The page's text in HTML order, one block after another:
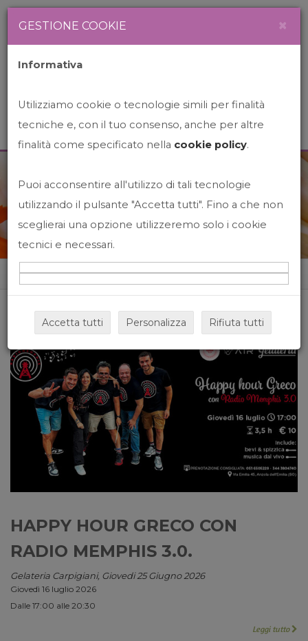
News&Events
Home News&events
HAPPY HOUR GRECO CON
RADIO MEMPHIS 3.0.
Gelateria Carpigiani, Giovedi 25 Giugno 2026
Giovedì 16 luglio 2026
Dalle 17:00 alle 20:30
Leggi tutto
GESTIONE COOKIE ×
Informativa
Utilizziamo cookie o tecnologie simili per finalità
tecniche e, con il tuo consenso, anche per altre
finalità come specificato nella cookie policy.
Puoi acconsentire all'utilizzo di tali tecnologie
utilizzando il pulsante "Accetta tutti". Fino a che non
sceglierai una opzione utilizzeremo solo i cookie
tecnici e necessari.
Accetta tutti Personalizza Rifiuta tutti